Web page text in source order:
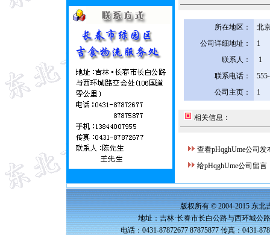
所在地区：
北
公司详细地址：
1
联系人：
1
联系电话：
公司主页：
1
相关信息：
查看pHqghUme公司发
给pHqghUme公司留言
版权所有 © 2004-2015 东北
地址：吉林·长春市长白公路与西环城公
电话：0431-87872677 87875877 传真：0431-